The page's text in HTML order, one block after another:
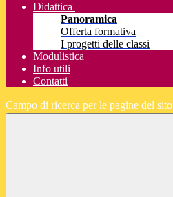
Didattica
Panoramica
Offerta formativa
I progetti delle classi
Modulistica
Info utili
Contatti
Campo di ricerca per le pagine del sito